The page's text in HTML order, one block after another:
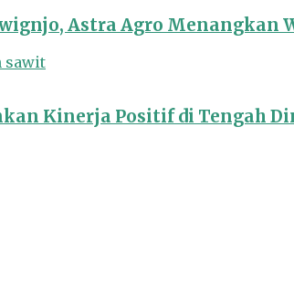
Astra Agro Menangkan
Kinerja Positif di Tengah